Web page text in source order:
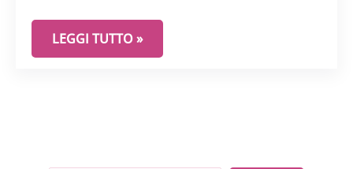
INTESTINO, INFIAMMAZIONE E CISTITE: IL
LEGGI TUTTO »